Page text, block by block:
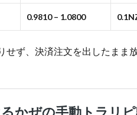
0.9810 – 1.0800
ず、決済注文を出したまま